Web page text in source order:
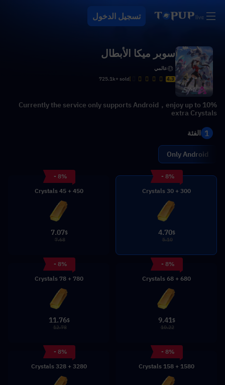
تسجيل الدخول
سوبر ميكا الأبطال
عالمي
4.3
725.1k+ sold
Currently the service only supports Android，enjoy up to 10%
extra Crystals
1 الفئة
Only Android
- 8%
300 + 30 Crystals
$
4.70
5.10
- 8%
450 + 45 Crystals
$
7.07
7.68
- 8%
680 + 68 Crystals
$
9.41
10.22
- 8%
780 + 78 Crystals
$
11.76
12.78
- 8%
1580 + 158 Crystals
- 8%
3280 + 328 Crystals